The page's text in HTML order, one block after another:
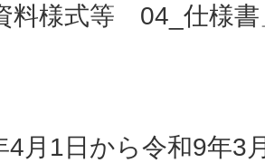
料様式等 04_仕様書
月1日から令和9年3